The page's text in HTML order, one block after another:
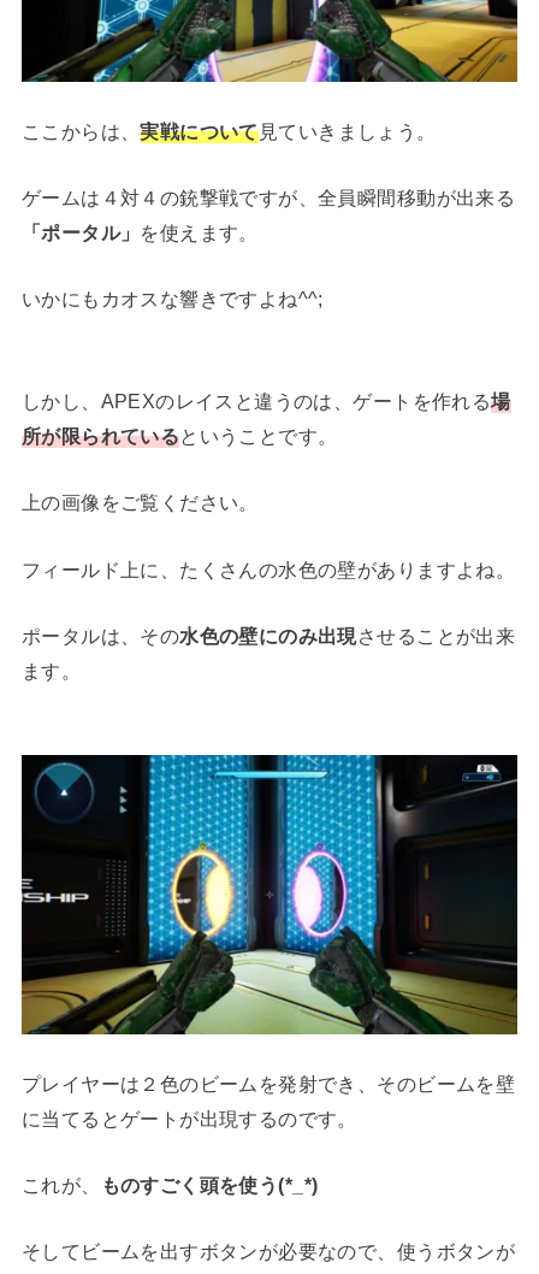
ここからは、実戦について見ていきましょう。
ゲームは４対４の銃撃戦ですが、全員瞬間移動が出来る
「ポータル」 を使えます。
いかにもカオスな響きですよね^^;
しかし、APEXのレイスと違うのは、ゲートを作れる場
所が限られているということです。
上の画像をご覧ください。
フィールド上に、たくさんの水色の壁がありますよね。
ポータルは、その水色の壁にのみ出現させることが出来
ます。
プレイヤーは２色のビームを発射でき、そのビームを壁
に当てるとゲートが出現するのです。
これが、 ものすごく頭を使う(*_*)
そしてビームを出すボタンが必要なので、使うボタンが